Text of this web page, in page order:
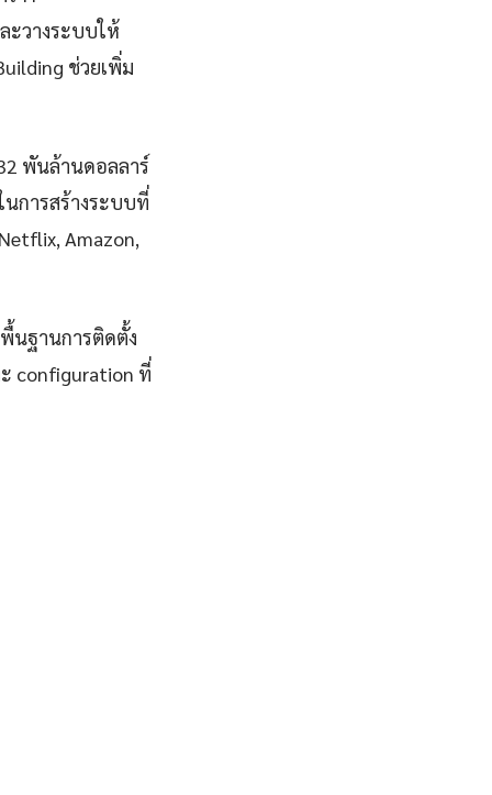
ะวางระบบให้
ช่วยเพิ่ม
พันล้านดอลลาร์
การสร้างระบบที่
Amazon,
นฐานการติดตั้ง
configuration ที่